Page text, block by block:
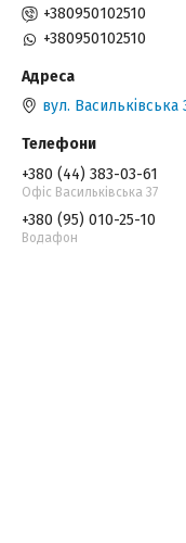
+380950102510
+380950102510
вул. Васильківська
+380 (44) 383-03-61
Офіс Васильківська 37
+380 (95) 010-25-10
Водафон